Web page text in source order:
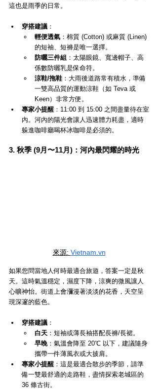
這也是雨季的日常。
穿搭建議 ：
輕便透氣 ：棉質 (Cotton) 或麻質 (Linen)
的短袖、短褲是唯一選擇。
防曬三件組 ：太陽眼鏡、寬邊帽子、高
係數防曬乳是保命符。
涼鞋/拖鞋 ：大雨後道路常有積水，準備
一雙高品質的運動涼鞋（如 Teva 或
Keen）非常方便。
專家小提醒 ：11:00 到 15:00 之間盡量待在室
內。河內的陽光會讓人迅速體力耗盡，適時
躲進咖啡廳喝杯冰咖啡是必須的。
3. 秋季 (9月〜11月)：河內最閃耀的時光
來源: Vietnam.vn
如果您問當地人何時最適合旅遊，答案一定是秋
天。這時氣溫穩定，濕度下降，涼爽的微風讓人
心曠神怡。街道上會瀰漫著淡淡的花香，天空呈
現深邃的藍色。
穿搭建議 ：
白天 ：短袖或薄長袖搭配長褲/長裙。
早晚：氣溫會降至 20℃ 以下，建議隨身
攜帶一件薄風衣或大披肩。
專家小提醒 ：這是最適合散步的季節，請準
備一雙最舒適的走路鞋，盡情探索老城區的
36 條古街。